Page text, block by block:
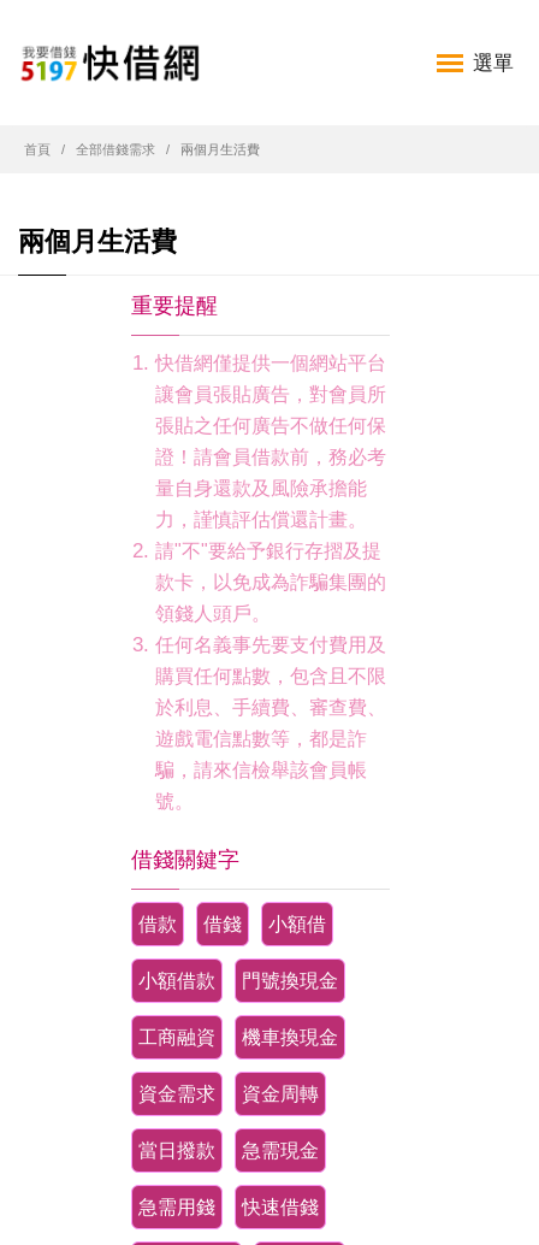
選單
首頁 全部借錢需求 兩個月生活費
兩個月生活費
重要提醒
快借網僅提供一個網站平台
讓會員張貼廣告，對會員所
張貼之任何廣告不做任何保
證！請會員借款前，務必考
量自身還款及風險承擔能
力，謹慎評估償還計畫。
請"不"要給予銀行存摺及提
款卡，以免成為詐騙集團的
領錢人頭戶。
任何名義事先要支付費用及
購買任何點數，包含且不限
於利息、手續費、審查費、
遊戲電信點數等，都是詐
騙，請來信檢舉該會員帳
號。
借錢關鍵字
借款 借錢 小額借
小額借款 門號換現金
工商融資 機車換現金
資金需求 資金周轉
當日撥款 急需現金
急需用錢 快速借錢